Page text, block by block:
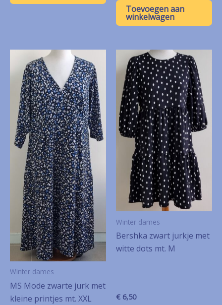
Toevoegen aan
winkelwagen
Winter dames
MS Mode zwarte jurk met
kleine printjes mt. XXL
Winter dames
Bershka zwart jurkje met
witte dots mt. M
€ 6,50